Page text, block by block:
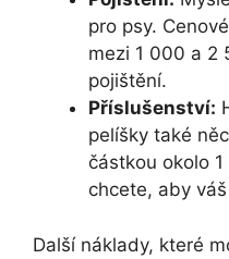
pro psy.
mezi 1 000 a 2
pojištění.
Příslušenství:
pelíšky také
částkou okolo
chcete, aby
Další náklady, které